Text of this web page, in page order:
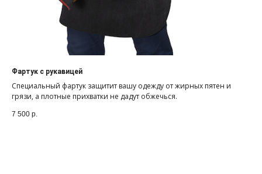
Фартук с рукавицей
Специальный фартук защитит вашу одежду от жирных пятен и
грязи, а плотные прихватки не дадут обжечься.
7 500 р.